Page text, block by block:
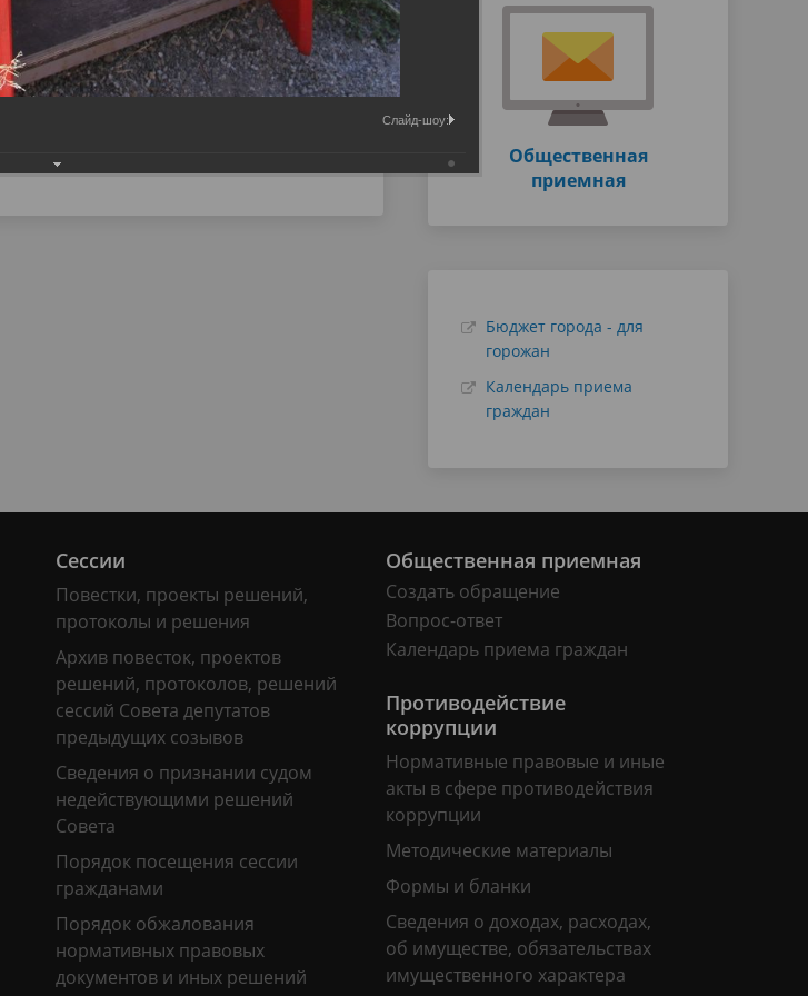
Общественная
приемная
Бюджет города - для
горожан
Календарь приема
граждан
Сессии
Повестки, проекты решений,
протоколы и решения
Архив повесток, проектов
решений, протоколов, решений
сессий Совета депутатов
предыдущих созывов
Сведения о признании судом
недействующими решений
Совета
Порядок посещения сессии
гражданами
Порядок обжалования
нормативных правовых
документов и иных решений
Общественная приемная
Создать обращение
Вопрос-ответ
Календарь приема граждан
Противодействие
коррупции
Нормативные правовые и иные
акты в сфере противодействия
коррупции
Методические материалы
Формы и бланки
Сведения о доходах, расходах,
об имуществе, обязательствах
имущественного характера
Слайд-шоу: